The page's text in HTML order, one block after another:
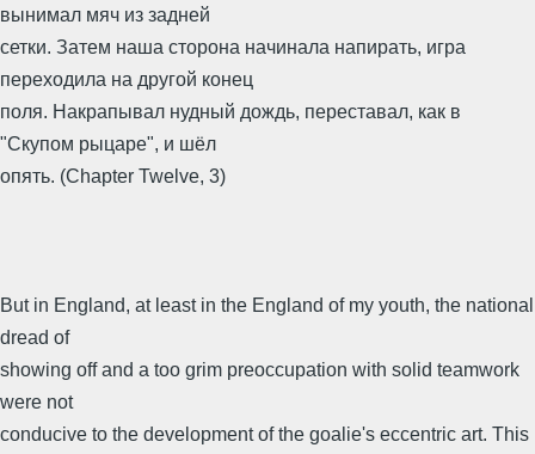
вынимал мяч из задней
сетки. Затем наша сторона начинала напирать, игра
переходила на другой конец
поля. Накрапывал нудный дождь, переставал, как в
"Скупом рыцаре", и шёл
опять. (Chapter Twelve, 3)
But in England, at least in the England of my youth, the national
dread of
showing off and a too grim preoccupation with solid teamwork
were not
conducive to the development of the goalie's eccentric art. This